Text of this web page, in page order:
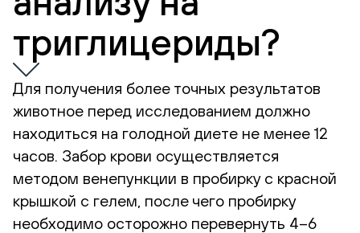
триглицериды?
Для получения более точных результатов
животное перед исследованием должно
находиться на голодной диете не менее 12
часов. Забор крови осуществляется
методом венепункции в пробирку с красной
крышкой с гелем, после чего пробирку
необходимо осторожно перевернуть 4–6